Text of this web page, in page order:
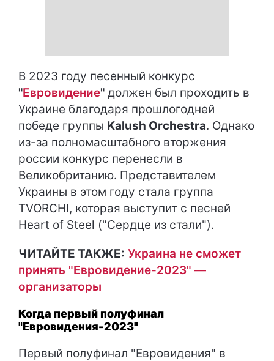
В 2023 году песенный конкурс
"Евровидение" должен был проходить в
Украине благодаря прошлогодней
победе группы Kalush Orchestra. Однако
из-за полномасштабного вторжения
россии конкурс перенесли в
Великобританию. Представителем
Украины в этом году стала группа
TVORCHI, которая выступит с песней
Heart of Steel ("Сердце из стали").
ЧИТАЙТЕ ТАКЖЕ: Украина не сможет
принять "Евровидение-2023" —
организаторы
Когда первый полуфинал
"Евровидения-2023"
Первый полуфинал "Евровидения" в